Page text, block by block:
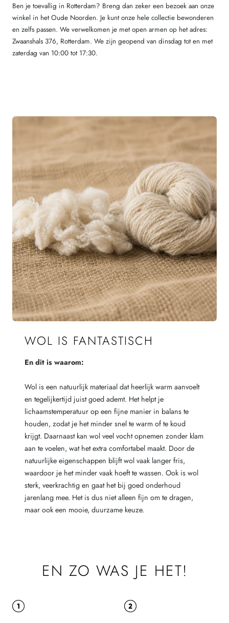
Ben je toevallig in Rotterdam? Breng dan zeker een bezoek aan onze
winkel in het Oude Noorden. Je kunt onze hele collectie bewonderen
en zelfs passen. We verwelkomen je met open armen op het adres:
Zwaanshals 376, Rotterdam. We zijn geopend van dinsdag tot en met
zaterdag van 10:00 tot 17:30.
WOL IS FANTASTISCH
En dit is waarom:
Wol is een natuurlijk materiaal dat heerlijk warm aanvoelt
en tegelijkertijd juist goed ademt. Het helpt je
lichaamstemperatuur op een fijne manier in balans te
houden, zodat je het minder snel te warm of te koud
krijgt. Daarnaast kan wol veel vocht opnemen zonder klam
aan te voelen, wat het extra comfortabel maakt. Door de
natuurlijke eigenschappen blijft wol vaak langer fris,
waardoor je het minder vaak hoeft te wassen. Ook is wol
sterk, veerkrachtig en gaat het bij goed onderhoud
jarenlang mee. Het is dus niet alleen fijn om te dragen,
maar ook een mooie, duurzame keuze.
EN ZO WAS JE HET!